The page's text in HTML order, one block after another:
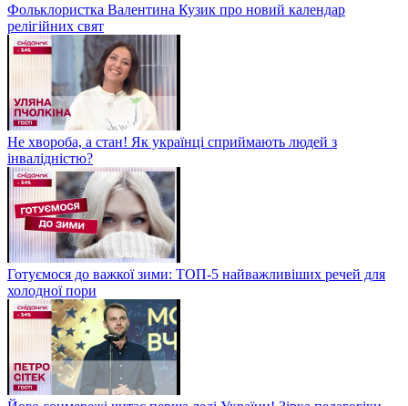
Фольклористка Валентина Кузик про новий календар
релігійних свят
Не хвороба, а стан! Як українці сприймають людей з
інвалідністю?
Готуємося до важкої зими: ТОП-5 найважливіших речей для
холодної пори